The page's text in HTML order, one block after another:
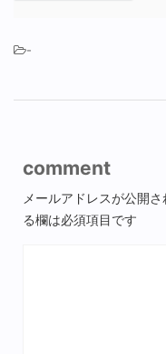
-
comment
メールアドレスが公開さ
る欄は必須項目です